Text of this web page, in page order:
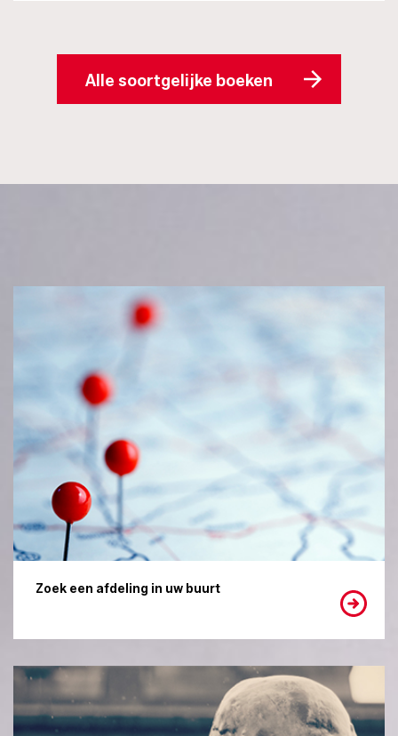
Alle soortgelijke boeken
Zoek een afdeling in uw buurt